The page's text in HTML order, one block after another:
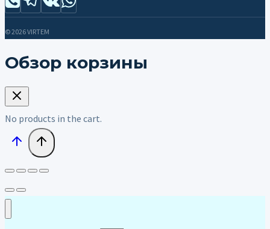
© 2026 VIRTEM
Обзор корзины
No products in the cart.